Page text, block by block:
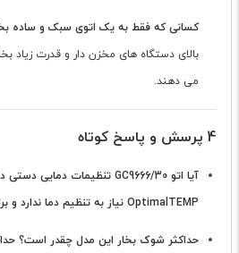
کسانی که فقط به یک اتوی سبک و ساده
بالای دستگاه های مخزن دار و قدرت زیاد
می دهند.
4 پرسش و پاسخ کوتاه
آیا اتو GC9666/30 تنظیمات دمایی دستی دارد؟
OptimalTEMP نیاز به تنظیم دما ندارد و برای تمام پارچه ها ایمن است.
حداکثر شوک بخار این مدل چقدر است؟